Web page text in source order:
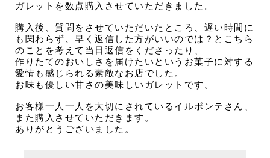
ガレットを数点購入させていただきました。
購入後、質問をさせていただいたところ、遅い時間に
も関わらず、早く返信した方がいいのでは？とこちら
のことを考えて当日返信をくださったり、
作りたてのおいしさを届けたいというお菓子に対する
愛情も感じられる素敵なお店でした。
お味も優しい甘さの美味しいガレットです。
お客様一人一人を大切にされているイルポンテさん、
また購入させていただきます。
ありがとうございました。